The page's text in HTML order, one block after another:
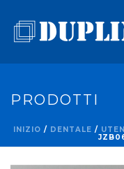
PRODOTTI
INIZIO / DENTALE /